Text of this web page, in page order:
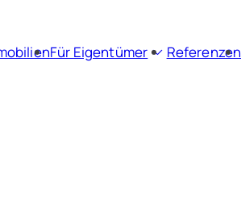
Für Eigentümer
Referenzen